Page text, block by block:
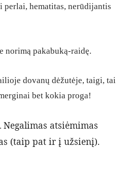
perlai, hematitas, nerūdijantis
norimą pakabuką-raidę.
dovanų dėžutėje, taigi, tai
bet kokia proga!
Negalimas atsiėmimas
(taip pat ir į užsienį).